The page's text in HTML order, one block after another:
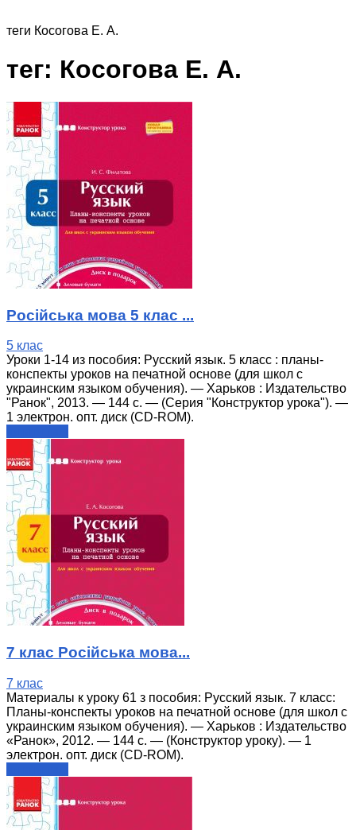
теги Косогова Е. А.
тег: Косогова Е. А.
Російська мова 5 клас ...
5 клас
Уроки 1-14 из пособия: Русский язык. 5 класс : планы-
конспекты уроков на печатной основе (для школ с
украинским языком обучения). — Харьков : Издательство
"Ранок", 2013. — 144 с. — (Серия "Конструктор урока"). —
1 электрон. опт. диск (СD-ROM).
7 клас Російська мова...
7 клас
Материалы к уроку 61 з пособия: Русский язык. 7 класс:
Планы-конспекты уроков на печатной основе (для школ с
украинским языком обучения). — Харьков : Издательство
«Ранок», 2012. — 144 с. — (Конструктор уроку). — 1
электрон. опт. диск (CD-ROM).